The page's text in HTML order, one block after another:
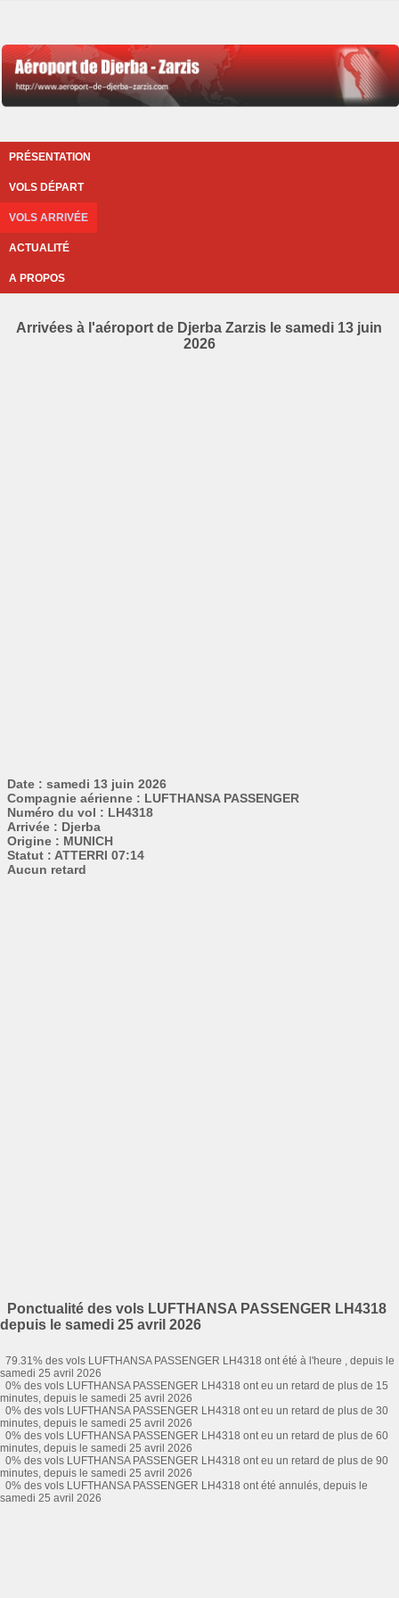
PRÉSENTATION
VOLS DÉPART
VOLS ARRIVÉE
ACTUALITÉ
A PROPOS
Arrivées à l'aéroport de Djerba Zarzis le samedi 13 juin
2026
Date : samedi 13 juin 2026
Compagnie aérienne : LUFTHANSA PASSENGER
Numéro du vol : LH4318
Arrivée : Djerba
Origine : MUNICH
Statut : ATTERRI 07:14
Aucun retard
Ponctualité des vols LUFTHANSA PASSENGER LH4318
depuis le samedi 25 avril 2026
79.31% des vols LUFTHANSA PASSENGER LH4318 ont été à l'heure , depuis le
samedi 25 avril 2026
0% des vols LUFTHANSA PASSENGER LH4318 ont eu un retard de plus de 15
minutes, depuis le samedi 25 avril 2026
0% des vols LUFTHANSA PASSENGER LH4318 ont eu un retard de plus de 30
minutes, depuis le samedi 25 avril 2026
0% des vols LUFTHANSA PASSENGER LH4318 ont eu un retard de plus de 60
minutes, depuis le samedi 25 avril 2026
0% des vols LUFTHANSA PASSENGER LH4318 ont eu un retard de plus de 90
minutes, depuis le samedi 25 avril 2026
0% des vols LUFTHANSA PASSENGER LH4318 ont été annulés, depuis le
samedi 25 avril 2026